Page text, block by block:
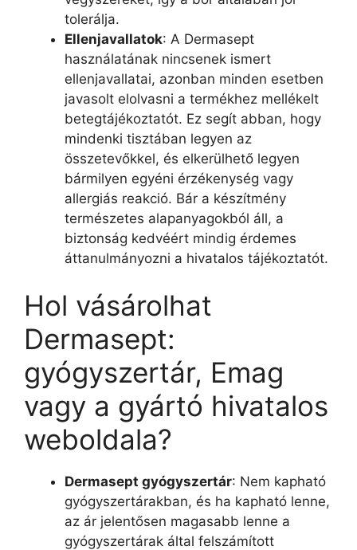
tolerálja.
Ellenjavallatok: A Dermasept
használatának nincsenek ismert
ellenjavallatai, azonban minden esetben
javasolt elolvasni a termékhez mellékelt
betegtájékoztatót. Ez segít abban, hogy
mindenki tisztában legyen az
összetevőkkel, és elkerülhető legyen
bármilyen egyéni érzékenység vagy
allergiás reakció. Bár a készítmény
természetes alapanyagokból áll, a
biztonság kedvéért mindig érdemes
áttanulmányozni a hivatalos tájékoztatót.
Hol vásárolhat
Dermasept:
gyógyszertár, Emag
vagy a gyártó hivatalos
weboldala?
Dermasept gyógyszertár: Nem kapható
gyógyszertárakban, és ha kapható lenne,
az ár jelentősen magasabb lenne a
gyógyszertárak által felszámított